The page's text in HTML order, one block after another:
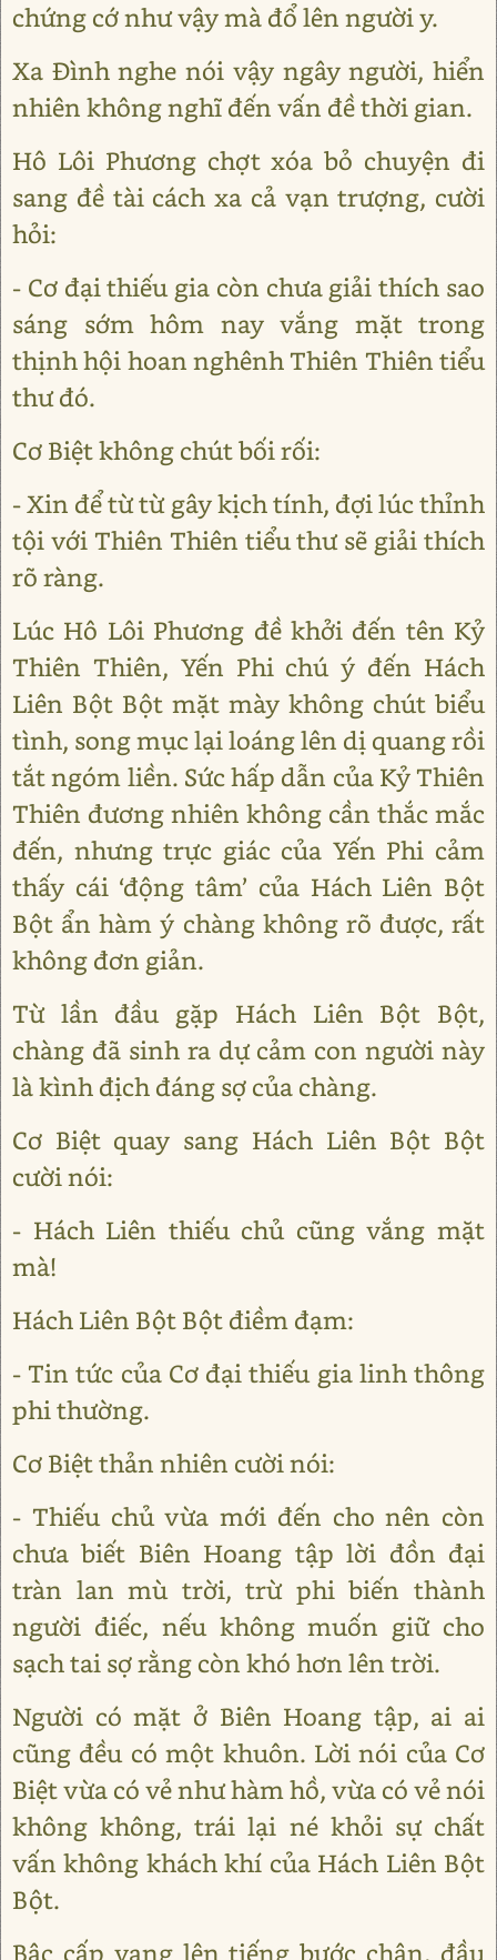
chứng cớ như vậy mà đổ lên người y.
Xa Đình nghe nói vậy ngây người, hiển
nhiên không nghĩ đến vấn đề thời gian.
Hô Lôi Phương chợt xóa bỏ chuyện đi
sang đề tài cách xa cả vạn trượng, cười
hỏi:
- Cơ đại thiếu gia còn chưa giải thích sao
sáng sớm hôm nay vắng mặt trong
thịnh hội hoan nghênh Thiên Thiên tiểu
thư đó.
Cơ Biệt không chút bối rối:
- Xin để từ từ gây kịch tính, đợi lúc thỉnh
tội với Thiên Thiên tiểu thư sẽ giải thích
rõ ràng.
Lúc Hô Lôi Phương đề khởi đến tên Kỷ
Thiên Thiên, Yến Phi chú ý đến Hách
Liên Bột Bột mặt mày không chút biểu
tình, song mục lại loáng lên dị quang rồi
tắt ngóm liền. Sức hấp dẫn của Kỷ Thiên
Thiên đương nhiên không cần thắc mắc
đến, nhưng trực giác của Yến Phi cảm
thấy cái ‘động tâm’ của Hách Liên Bột
Bột ẩn hàm ý chàng không rõ được, rất
không đơn giản.
Từ lần đầu gặp Hách Liên Bột Bột,
chàng đã sinh ra dự cảm con người này
là kình địch đáng sợ của chàng.
Cơ Biệt quay sang Hách Liên Bột Bột
cười nói:
- Hách Liên thiếu chủ cũng vắng mặt
mà!
Hách Liên Bột Bột điềm đạm:
- Tin tức của Cơ đại thiếu gia linh thông
phi thường.
Cơ Biệt thản nhiên cười nói:
- Thiếu chủ vừa mới đến cho nên còn
chưa biết Biên Hoang tập lời đồn đại
tràn lan mù trời, trừ phi biến thành
người điếc, nếu không muốn giữ cho
sạch tai sợ rằng còn khó hơn lên trời.
Người có mặt ở Biên Hoang tập, ai ai
cũng đều có một khuôn. Lời nói của Cơ
Biệt vừa có vẻ như hàm hồ, vừa có vẻ nói
không không, trái lại né khỏi sự chất
vấn không khách khí của Hách Liên Bột
Bột.
Bậc cấp vang lên tiếng bước chân, đầu